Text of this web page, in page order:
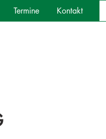
Termine Kontakt